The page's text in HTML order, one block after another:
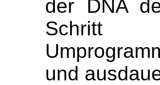
der DNA
Schritt
und